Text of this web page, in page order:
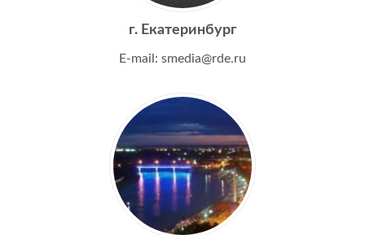
г. Екатеринбург
E-mail: smedia@rde.ru